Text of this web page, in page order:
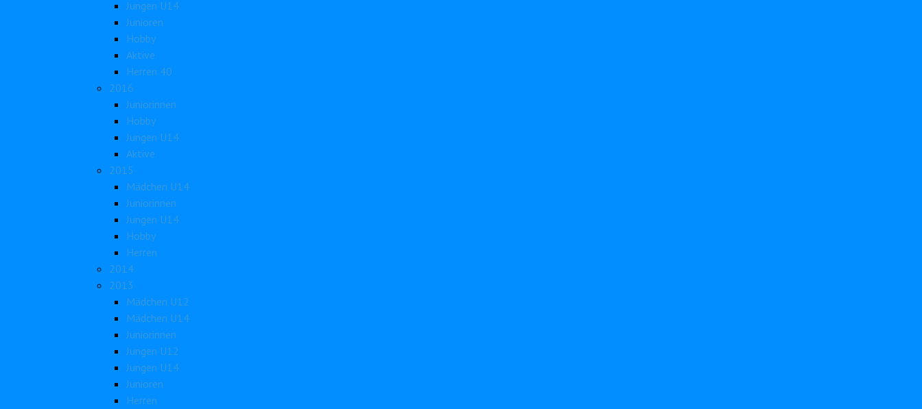
Jungen U14
Junioren
Hobby
Aktive
Herren 40
2016
Juniorinnen
Hobby
Jungen U14
Aktive
2015
Mädchen U14
Juniorinnen
Jungen U14
Hobby
Herren
2014
2013
Mädchen U12
Mädchen U14
Juniorinnen
Jungen U12
Jungen U14
Junioren
Herren